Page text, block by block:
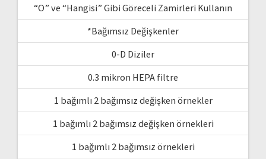
“O” ve “Hangisi” Gibi Göreceli Zamirleri Kullanın
*Bağımsız Değişkenler
0-D Diziler
0.3 mikron HEPA filtre
1 bağımlı 2 bağımsız değişken örnekler
1 bağımlı 2 bağımsız değişken örnekleri
1 bağımlı 2 bağımsız örnekleri